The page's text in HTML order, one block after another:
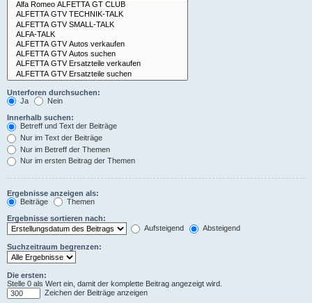
Unterforen durchsuchen:
Ja
Nein
Innerhalb suchen:
Betreff und Text der Beiträge
Nur im Text der Beiträge
Nur im Betreff der Themen
Nur im ersten Beitrag der Themen
Ergebnisse anzeigen als:
Beiträge
Themen
Ergebnisse sortieren nach:
Aufsteigend
Absteigend
Suchzeitraum begrenzen:
Die ersten:
Stelle 0 als Wert ein, damit der komplette Beitrag angezeigt wird.
Zeichen der Beiträge anzeigen